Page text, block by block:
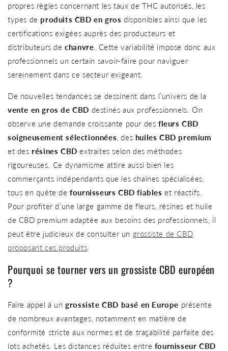
propres règles concernant les taux de THC autorisés, les
types de produits CBD en gros disponibles ainsi que les
certifications exigées auprès des producteurs et
distributeurs dechanvre . Cette variabilité impose donc aux
professionnels un certain savoir-faire pour naviguer
sereinement dans ce secteur exigeant.
De nouvelles tendances se dessinent dans l’univers de la
vente en gros de CBD destinés aux professionnels. On
observe une demande croissante pour desfleurs CBD
soigneusement sélectionnées , des huiles CBD premium
et des résines CBD extraites selon des méthodes
rigoureuses. Ce dynamisme attire aussi bien les
commerçants indépendants que les chaînes spécialisées,
tous en quête defournisseurs CBD fiables et réactifs.
Pour profiter d’une large gamme de fleurs, résines et huile
de CBD premium adaptée aux besoins des professionnels, il
peut être judicieux de consulter un grossiste de CBD
proposant ces produits
Pourquoi se tourner vers un grossiste CBD européen
?
Faire appel à ungrossiste CBD basé en Europe présente
de nombreux avantages, notamment en matière de
conformité stricte aux normes et de traçabilité parfaite des
lots achetés. Les distances réduites entre fournisseur CBD